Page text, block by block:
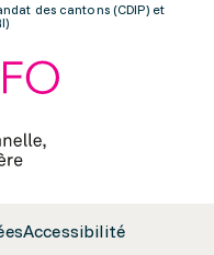
des cantons (CDIP) et
Accessibilité